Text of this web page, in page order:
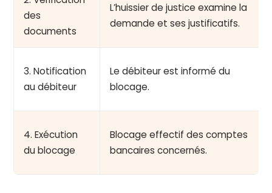
des
documents
L’huissier de justice examine la
demande et ses justificatifs.
3. Notification
au débiteur
Le débiteur est informé du
blocage.
4. Exécution
du blocage
Blocage effectif des comptes
bancaires concernés.